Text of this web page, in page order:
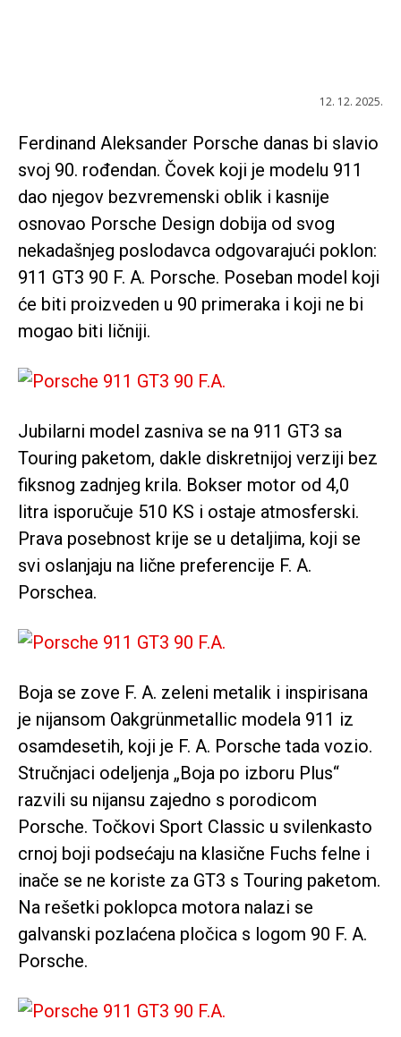
12. 12. 2025.
Ferdinand Aleksander Porsche danas bi slavio
svoj 90. rođendan. Čovek koji je modelu 911
dao njegov bezvremenski oblik i kasnije
osnovao Porsche Design dobija od svog
nekadašnjeg poslodavca odgovarajući poklon:
911 GT3 90 F. A. Porsche. Poseban model koji
će biti proizveden u 90 primeraka i koji ne bi
mogao biti ličniji.
Jubilarni model zasniva se na 911 GT3 sa
Touring paketom, dakle diskretnijoj verziji bez
fiksnog zadnjeg krila. Bokser motor od 4,0
litra isporučuje 510 KS i ostaje atmosferski.
Prava posebnost krije se u detaljima, koji se
svi oslanjaju na lične preferencije F. A.
Porschea.
Boja se zove F. A. zeleni metalik i inspirisana
je nijansom Oakgrünmetallic modela 911 iz
osamdesetih, koji je F. A. Porsche tada vozio.
Stručnjaci odeljenja „Boja po izboru Plus“
razvili su nijansu zajedno s porodicom
Porsche. Točkovi Sport Classic u svilenkasto
crnoj boji podsećaju na klasične Fuchs felne i
inače se ne koriste za GT3 s Touring paketom.
Na rešetki poklopca motora nalazi se
galvanski pozlaćena pločica s logom 90 F. A.
Porsche.